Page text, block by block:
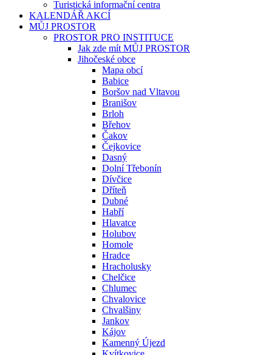
Turistická informační centra
KALENDÁŘ AKCÍ
MŮJ PROSTOR
PROSTOR PRO INSTITUCE
Jak zde mít MŮJ PROSTOR
Jihočeské obce
Mapa obcí
Babice
Boršov nad Vltavou
Branišov
Brloh
Břehov
Čakov
Čejkovice
Dasný
Dolní Třebonín
Dívčice
Dříteň
Dubné
Habří
Hlavatce
Holubov
Homole
Hradce
Hracholusky
Chelčice
Chlumec
Chvalovice
Chvalšiny
Jankov
Kájov
Kamenný Újezd